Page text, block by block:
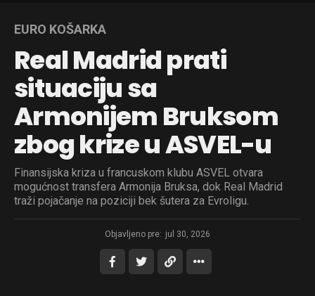
EURO KOŠARKA
Real Madrid prati
situaciju sa
Armonijem Bruksom
zbog krize u ASVEL-u
Finansijska kriza u francuskom klubu ASVEL otvara
mogućnost transfera Armonija Bruksa, dok Real Madrid
traži pojačanje na poziciji bek šutera za Evroligu.
Objavljeno pre: jul 30, 2026